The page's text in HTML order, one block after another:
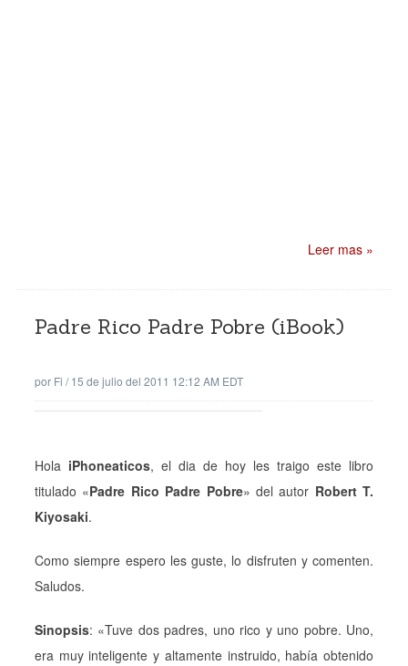
Leer mas »
Padre Rico Padre Pobre (iBook)
por Fi /15 de julio del 2011 12:12 AM EDT
Hola iPhoneaticos, el dia de hoy les traigo este libro
titulado «Padre Rico Padre Pobre» del autor Robert T.
Kiyosaki.
Como siempre espero les guste, lo disfruten y comenten.
Saludos.
Sinopsis: «Tuve dos padres, uno rico y uno pobre. Uno,
era muy inteligente y altamente instruido, había obtenido